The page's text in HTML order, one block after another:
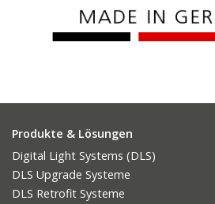
Produkte & Lösungen
Digital Light Systems (DLS)
DLS Upgrade Systeme
DLS Retrofit Systeme